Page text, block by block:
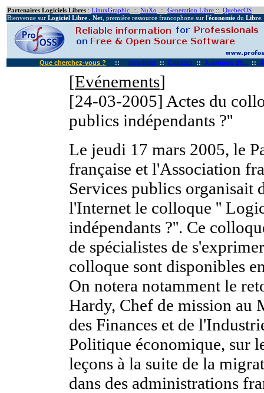
Partenaires Logiciels Libres : LinuxGraphic .::. NuXo .::. Generation Libre .::. QuebecOS
Bienvenue sur Logiciel Libre . Net , première ressource francophone sur l'économie du Libre
Que cherchez-vous ? :: Imprimer :: Contact :: A propos de... ::
[Evénements]
[24-03-2005] Actes du
publics indépendants ?''
Le jeudi 17 mars 2005, le
française et l'Association
Services publics organisait
l'Internet le colloque ''
indépendants ?''. Ce
de spécialistes de
colloque sont disponibles
On notera notamment le
Hardy, Chef de mission au
des Finances et de
Politique économique, sur
leçons à la suite de la
dans des administrations